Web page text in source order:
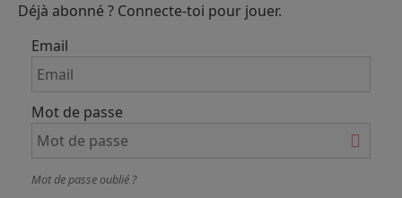
Déjà abonné ? Connecte-toi pour jouer.
Email
Mot de passe
Mot de passe oublié ?